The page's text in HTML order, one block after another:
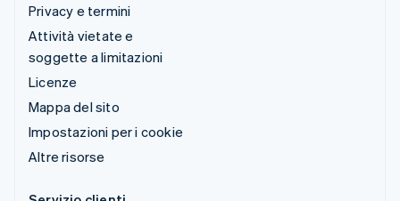
Privacy e termini
Attività vietate e
soggette a limitazioni
Licenze
Mappa del sito
Impostazioni per i cookie
Altre risorse